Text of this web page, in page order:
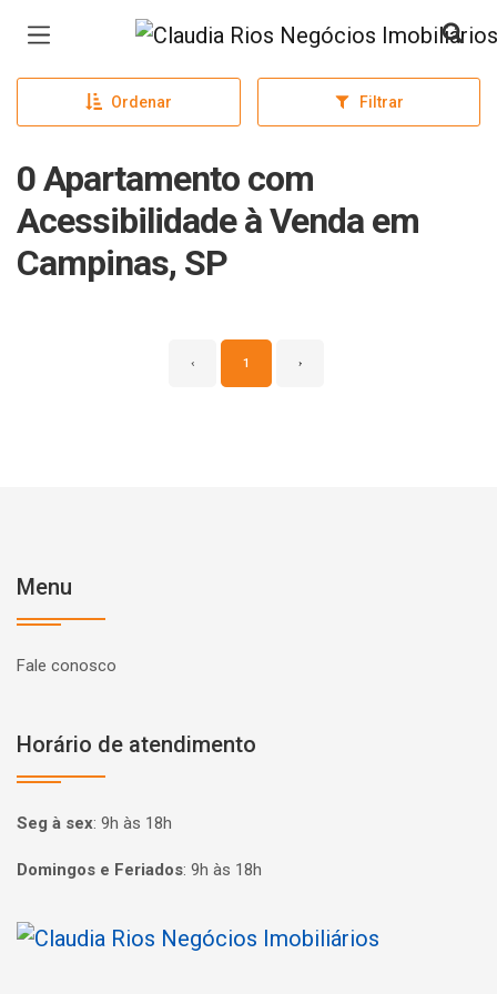
Página inicial
Ordenar Filtrar
0 Apartamento com
Acessibilidade à Venda em
Campinas, SP
‹ 1 ›
Menu
Fale conosco
Horário de atendimento
Seg à sex: 9h às 18h
Domingos e Feriados: 9h às 18h
Página inicial